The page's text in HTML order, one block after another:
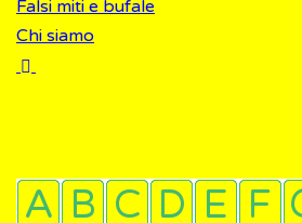
Falsi miti e bufale
Chi siamo